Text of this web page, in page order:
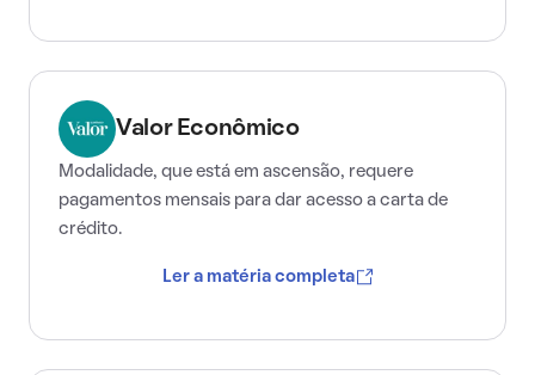
Valor Econômico
Modalidade, que está em ascensão, requere
pagamentos mensais para dar acesso a carta de
crédito.
Ler a matéria completa